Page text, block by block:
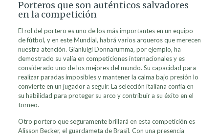
Porteros que son auténticos salvadores
en la competición
El rol del portero es uno de los más importantes en un equipo
de fútbol, y en este Mundial, habrá varios arqueros que merecen
nuestra atención. Gianluigi Donnarumma, por ejemplo, ha
demostrado su valía en competiciones internacionales y es
considerado uno de los mejores del mundo. Su capacidad para
realizar paradas imposibles y mantener la calma bajo presión lo
convierte en un jugador a seguir. La selección italiana confía en
su habilidad para proteger su arco y contribuir a su éxito en el
torneo.
Otro portero que seguramente brillará en esta competición es
Alisson Becker, el guardameta de Brasil. Con una presencia